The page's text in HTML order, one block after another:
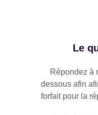
Le
Répondez à
dessous afin
forfait pour la